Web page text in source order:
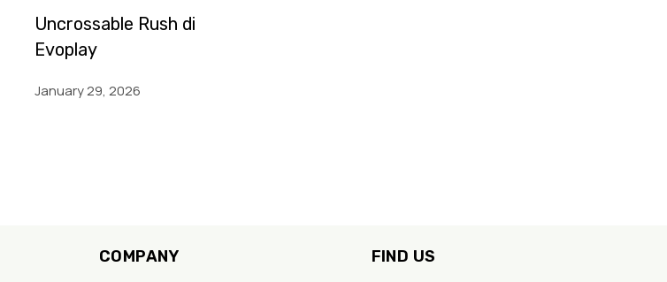
Uncrossable Rush di
Evoplay
January 29, 2026
COMPANY FIND US